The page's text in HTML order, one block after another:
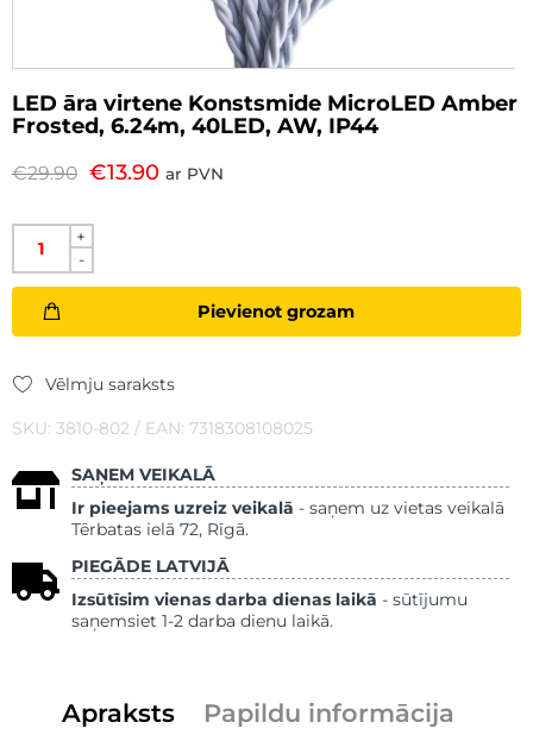
LED āra virtene Konstsmide MicroLED Amber
Frosted, 6.24m, 40LED, AW, IP44
€29.90 €13.90 ar PVN
+
-
Pievienot grozam
Vēlmju saraksts
SKU: 3810-802 / EAN: 7318308108025
SAŅEM VEIKALĀ
Ir pieejams uzreiz veikalā - saņem uz vietas veikalā
Tērbatas ielā 72, Rīgā.
PIEGĀDE LATVIJĀ
Izsūtīsim vienas darba dienas laikā - sūtījumu
saņemsiet 1-2 darba dienu laikā.
Apraksts Papildu informācija